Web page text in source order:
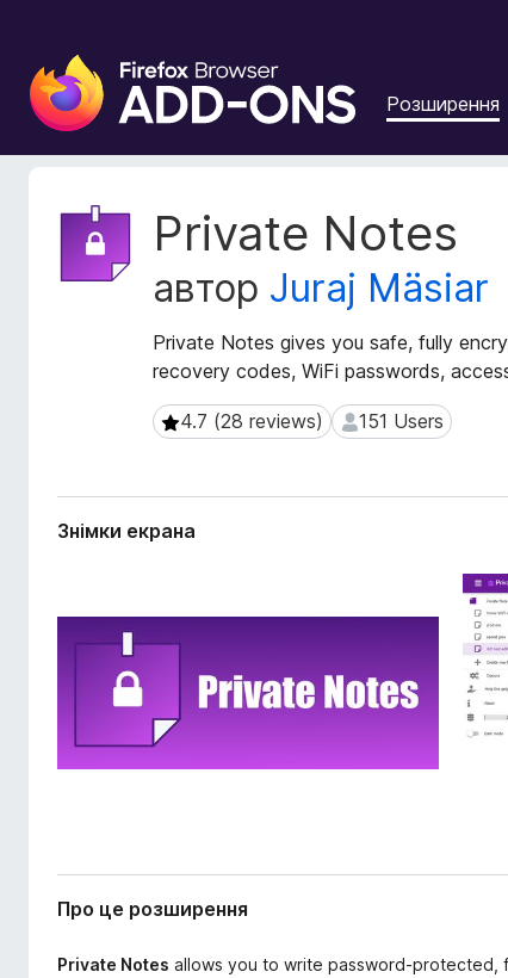
Д
о
д
а
Розширення
Private Notes
автор Juraj Mäsiar
Private Notes gives you safe, fully
recovery codes, WiFi passwords,
4.7 (28 reviews)
4.7 (28 reviews) 151 Users
151 Users
М
ш
р
н
Знімки екрана
Про це розширення
Private Notes allows you to write password-protected,